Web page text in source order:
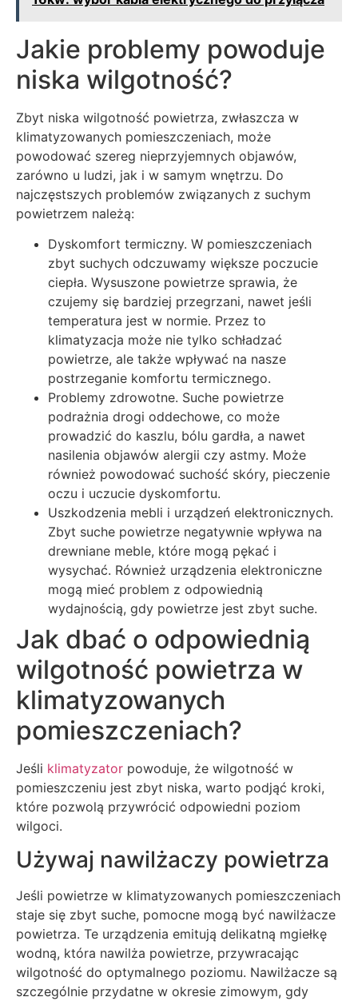
Jakie problemy powoduje
niska wilgotność?
Zbyt niska wilgotność powietrza, zwłaszcza w
klimatyzowanych pomieszczeniach, może
powodować szereg nieprzyjemnych objawów,
zarówno u ludzi, jak i w samym wnętrzu. Do
najczęstszych problemów związanych z suchym
powietrzem należą:
Dyskomfort termiczny. W pomieszczeniach
zbyt suchych odczuwamy większe poczucie
ciepła. Wysuszone powietrze sprawia, że
czujemy się bardziej przegrzani, nawet jeśli
temperatura jest w normie. Przez to
klimatyzacja może nie tylko schładzać
powietrze, ale także wpływać na nasze
postrzeganie komfortu termicznego.
Problemy zdrowotne. Suche powietrze
podrażnia drogi oddechowe, co może
prowadzić do kaszlu, bólu gardła, a nawet
nasilenia objawów alergii czy astmy. Może
również powodować suchość skóry, pieczenie
oczu i uczucie dyskomfortu.
Uszkodzenia mebli i urządzeń elektronicznych.
Zbyt suche powietrze negatywnie wpływa na
drewniane meble, które mogą pękać i
wysychać. Również urządzenia elektroniczne
mogą mieć problem z odpowiednią
wydajnością, gdy powietrze jest zbyt suche.
Jak dbać o odpowiednią
wilgotność powietrza w
klimatyzowanych
pomieszczeniach?
Jeśli klimatyzator powoduje, że wilgotność w
pomieszczeniu jest zbyt niska, warto podjąć kroki,
które pozwolą przywrócić odpowiedni poziom
wilgoci.
Używaj nawilżaczy powietrza
Jeśli powietrze w klimatyzowanych pomieszczeniach
staje się zbyt suche, pomocne mogą być nawilżacze
powietrza. Te urządzenia emitują delikatną mgiełkę
wodną, która nawilża powietrze, przywracając
wilgotność do optymalnego poziomu. Nawilżacze są
szczególnie przydatne w okresie zimowym, gdy